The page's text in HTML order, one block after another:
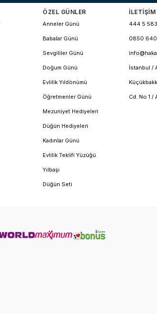
ÖZEL GÜNLER
Anneler Günü
Babalar Günü
Sevgililer Günü
Doğum Günü
Evlilik Yıldönümü
Öğretmenler Günü
Mezuniyet Hediyeleri
Düğün Hediyeleri
Kadınlar Günü
Evlilik Teklifi Yüzüğü
Yılbaşı
Düğün Seti
İLETİŞİM
444 5 583
0850 640
İstanbul /
Cd. No 1 /